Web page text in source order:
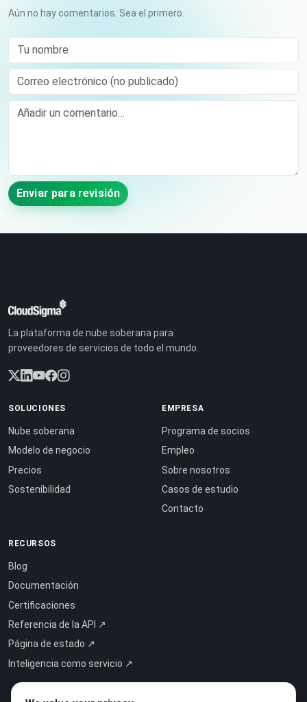
Aún no hay comentarios. Sea el primero.
Tu nombre
Correo electrónico (no publicado)
Comment
Enviar para revisión
La plataforma de nube soberana para
proveedores de servicios de todo el mundo.
SOLUCIONES
Nube soberana
Modelo de negocio
Precios
Sostenibilidad
EMPRESA
Programa de socios
Empleo
Sobre nosotros
Casos de estudio
Contacto
RECURSOS
Blog
Documentación
Certificaciones
Referencia de la API ↗
Página de estado ↗
Inteligencia como servicio ↗